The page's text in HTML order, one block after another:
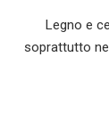
Legno e
soprattutto